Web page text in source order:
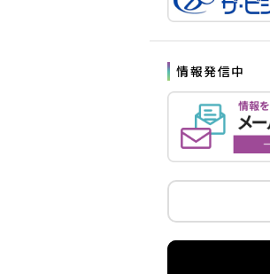
情報発信中